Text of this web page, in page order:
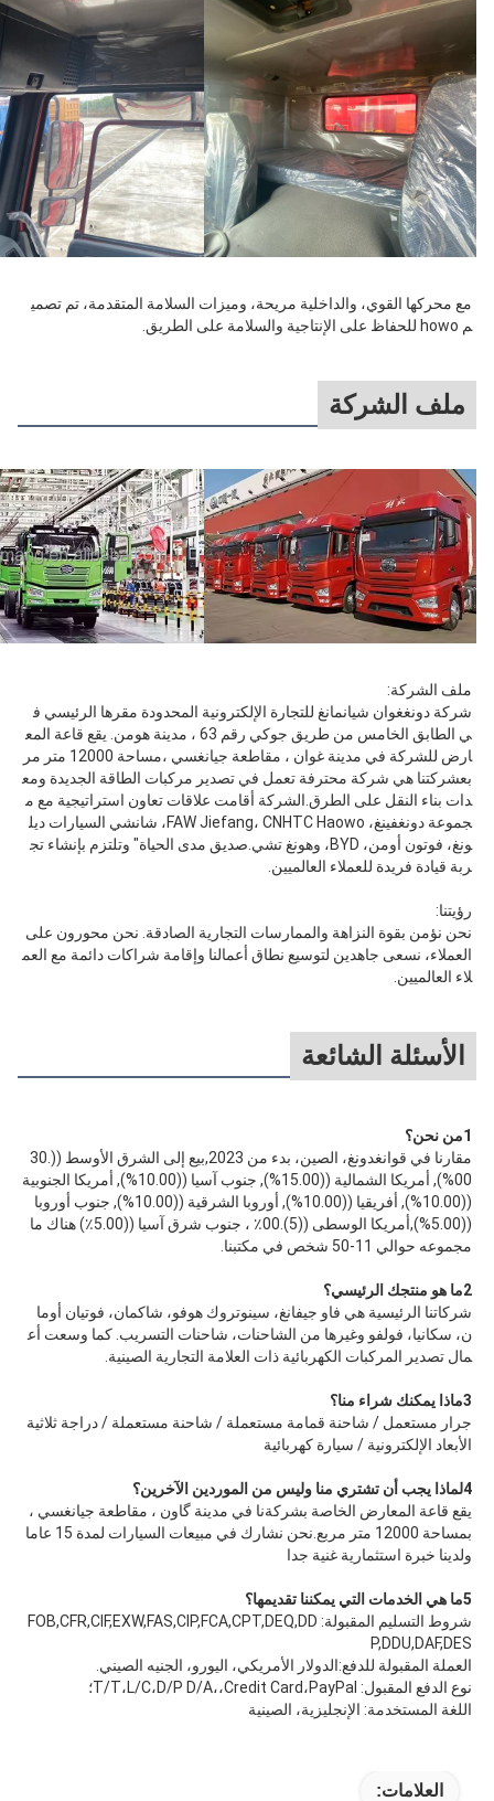
مع محركها القوي، والداخلية مريحة، وميزات السلامة المتقدمة، تم تصمي
م howo للحفاظ على الإنتاجية والسلامة على الطريق.
ملف الشركة
ملف الشركة:
شركة دونغغوان شيانمانغ للتجارة الإلكترونية المحدودة مقرها الرئيسي ف
ي الطابق الخامس من طريق جوكي رقم 63 ، مدينة هومن. يقع قاعة المع
ارض للشركة في مدينة غوان ، مقاطعة جيانغسي ،مساحة 12000 متر مر
بعشركتنا هي شركة محترفة تعمل في تصدير مركبات الطاقة الجديدة ومع
دات بناء النقل على الطرق.الشركة أقامت علاقات تعاون استراتيجية مع م
جموعة دونغفينغ، FAW Jiefang، CNHTC Haowo، شانشي السيارات ديل
ونغ، فوتون أومن، BYD، وهونغ تشي.صديق مدى الحياة" وتلتزم بإنشاء تج
ربة قيادة فريدة للعملاء العالميين.
رؤيتنا:
العملاء، نسعى جاهدين لتوسيع نطاق أعمالنا وإقامة شراكات دائمة مع العم
لاء العالميين.
الأسئلة الشائعة
1من نحن؟
مقارنا في قوانغدونغ، الصين، بدء من 2023,بيع إلى الشرق الأوسط ((30.
مجموعه حوالي 11-50 شخص في مكتبنا.
2ما هو منتجك الرئيسي؟
شركاتنا الرئيسية هي فاو جيفانغ، سينوتروك هوفو، شاكمان، فوتيان أوما
ن، سكانيا، فولفو وغيرها من الشاحنات، شاحنات التسريب. كما وسعت أع
مال تصدير المركبات الكهربائية ذات العلامة التجارية الصينية.
3ماذا يمكنك شراء منا؟
الأبعاد الإلكترونية / سيارة كهربائية
4لماذا يجب أن تشتري منا وليس من الموردين الآخرين؟
ولدينا خبرة استثمارية غنية جدا
5ما هي الخدمات التي يمكننا تقديمها؟
شروط التسليم المقبولة: FOB,CFR,CIF,EXW,FAS,CIP,FCA,CPT,DEQ,DD
P,DDU,DAF,DES
العملة المقبولة للدفع:الدولار الأمريكي، اليورو، الجنيه الصيني.
نوع الدفع المقبول: T/T،L/C،D/P D/A،،Credit Card،PayPal؛
اللغة المستخدمة: الإنجليزية، الصينية
العلامات: